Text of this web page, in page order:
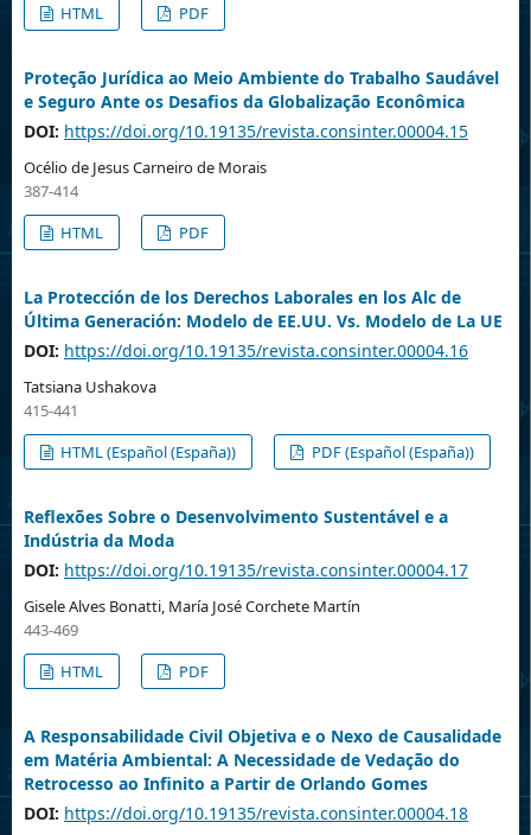
HTML
PDF
Proteção Jurídica ao Meio Ambiente do Trabalho Saudável
e Seguro Ante os Desafios da Globalização Econômica
DOI: https://doi.org/10.19135/revista.consinter.00004.15
Océlio de Jesus Carneiro de Morais
387-414
HTML
PDF
La Protección de los Derechos Laborales en los Alc de
Última Generación: Modelo de EE.UU. Vs. Modelo de La UE
DOI: https://doi.org/10.19135/revista.consinter.00004.16
Tatsiana Ushakova
415-441
HTML (Español (España))
PDF (Español (España))
Reflexões Sobre o Desenvolvimento Sustentável e a
Indústria da Moda
DOI: https://doi.org/10.19135/revista.consinter.00004.17
Gisele Alves Bonatti, María José Corchete Martín
443-469
HTML
PDF
A Responsabilidade Civil Objetiva e o Nexo de Causalidade
em Matéria Ambiental: A Necessidade de Vedação do
Retrocesso ao Infinito a Partir de Orlando Gomes
DOI: https://doi.org/10.19135/revista.consinter.00004.18